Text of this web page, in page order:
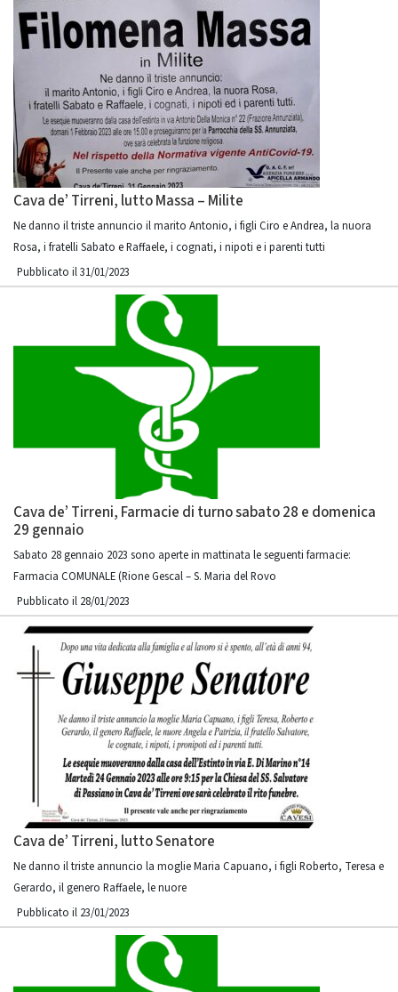
Cava de’ Tirreni, lutto Massa – Milite
Ne danno il triste annuncio il marito Antonio, i figli Ciro e Andrea, la nuora
Rosa, i fratelli Sabato e Raffaele, i cognati, i nipoti e i parenti tutti
Pubblicato il 31/01/2023
Cava de’ Tirreni, Farmacie di turno sabato 28 e domenica
29 gennaio
Sabato 28 gennaio 2023 sono aperte in mattinata le seguenti farmacie:
Farmacia COMUNALE (Rione Gescal – S. Maria del Rovo
Pubblicato il 28/01/2023
Cava de’ Tirreni, lutto Senatore
Ne danno il triste annuncio la moglie Maria Capuano, i figli Roberto, Teresa e
Gerardo, il genero Raffaele, le nuore
Pubblicato il 23/01/2023